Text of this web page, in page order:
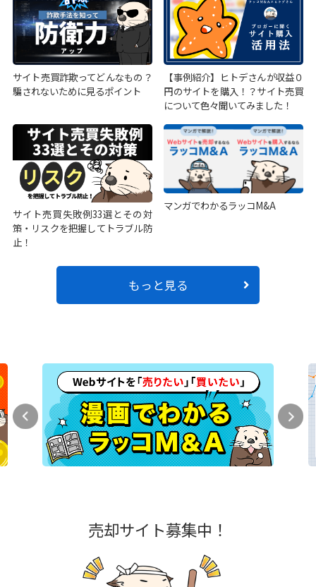
サイト売買詐欺ってどんなもの？
騙されないために見るポイント
【事例紹介】ヒトデさんが収益０
円のサイトを購入！？サイト売買
について色々聞いてみました！
サイト売買失敗例33選とその対
策・リスクを把握してトラブル防
止！
マンガでわかるラッコM&A
もっと見る
売却サイト募集中！